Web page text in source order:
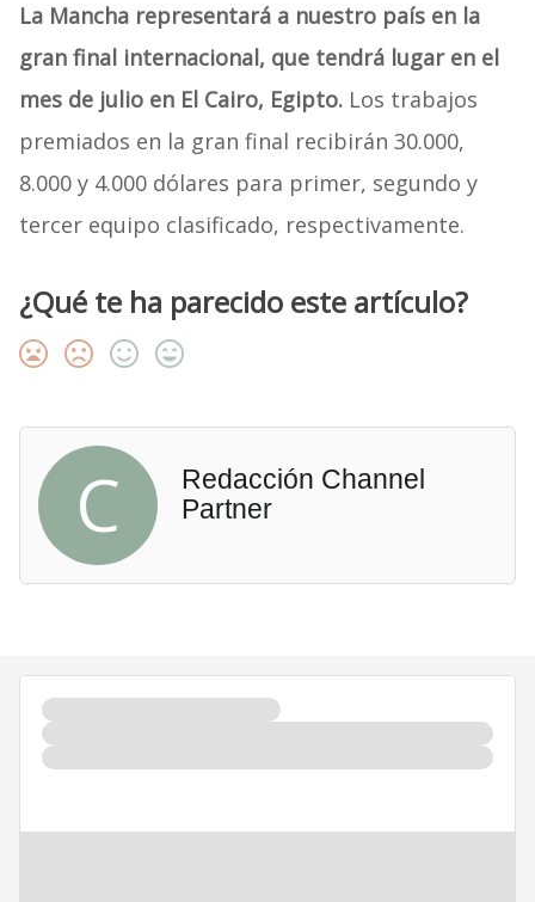
La Mancha representará a nuestro país en la
gran final internacional, que tendrá lugar en el
mes de julio en El Cairo, Egipto.Los trabajos
premiados en la gran final recibirán 30.000,
8.000 y 4.000 dólares para primer, segundo y
tercer equipo clasificado, respectivamente.
¿Qué te ha parecido este artículo?
C
Redacción Channel
Partner